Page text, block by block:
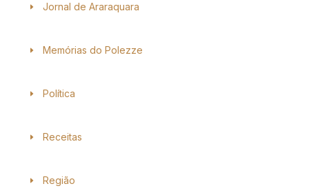
Jornal de Araraquara
Memórias do Polezze
Política
Receitas
Região